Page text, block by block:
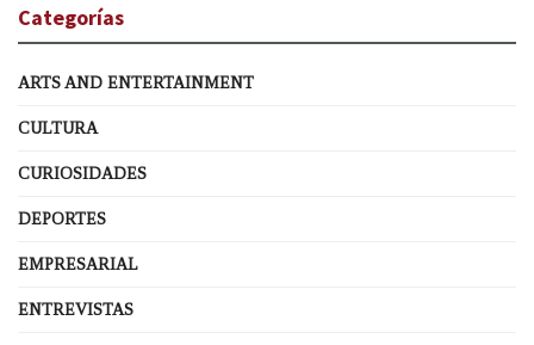
Categorías
ARTS AND ENTERTAINMENT
CULTURA
CURIOSIDADES
DEPORTES
EMPRESARIAL
ENTREVISTAS